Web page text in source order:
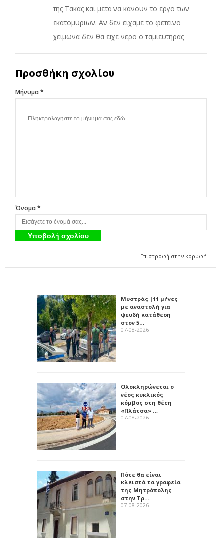
της Τακας και μετα να κανουν το εργο των
εκατομυριων. Αν δεν ειχαμε το φετεινο
χειμωνα δεν θα ειχε νερο ο ταμιευτηρας
Προσθήκη σχολίου
Μήνυμα *
Όνομα *
Επιστροφή στην κορυφή
Μυστράς |11 μήνες
με αναστολή για
ψευδή κατάθεση
στον 5…
07-08-2026
Ολοκληρώνεται ο
νέος κυκλικός
κόμβος στη θέση
«Πλάτσα» …
07-08-2026
Πότε θα είναι
κλειστά τα γραφεία
της Μητρόπολης
στην Τρ…
07-08-2026